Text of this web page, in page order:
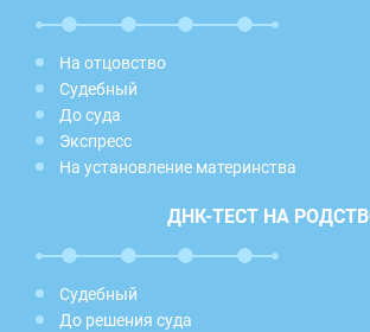
На отцовство
Судебный
До суда
Экспресс
На установление материнства
ДНК-ТЕСТ НА
Судебный
До решения суда